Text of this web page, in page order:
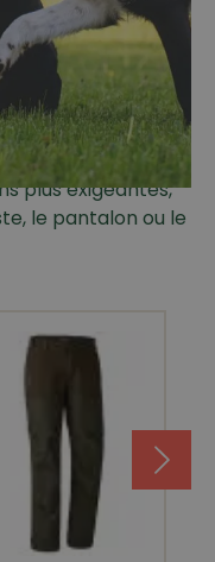
vestes et
parfaitement
plein air.
plus exigeantes,
le pantalon ou le